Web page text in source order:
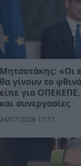
Μητσοτάκης: «Οι
θα γίνουν το
είπε για
και συνεργασίες
24/07/2026 11:11